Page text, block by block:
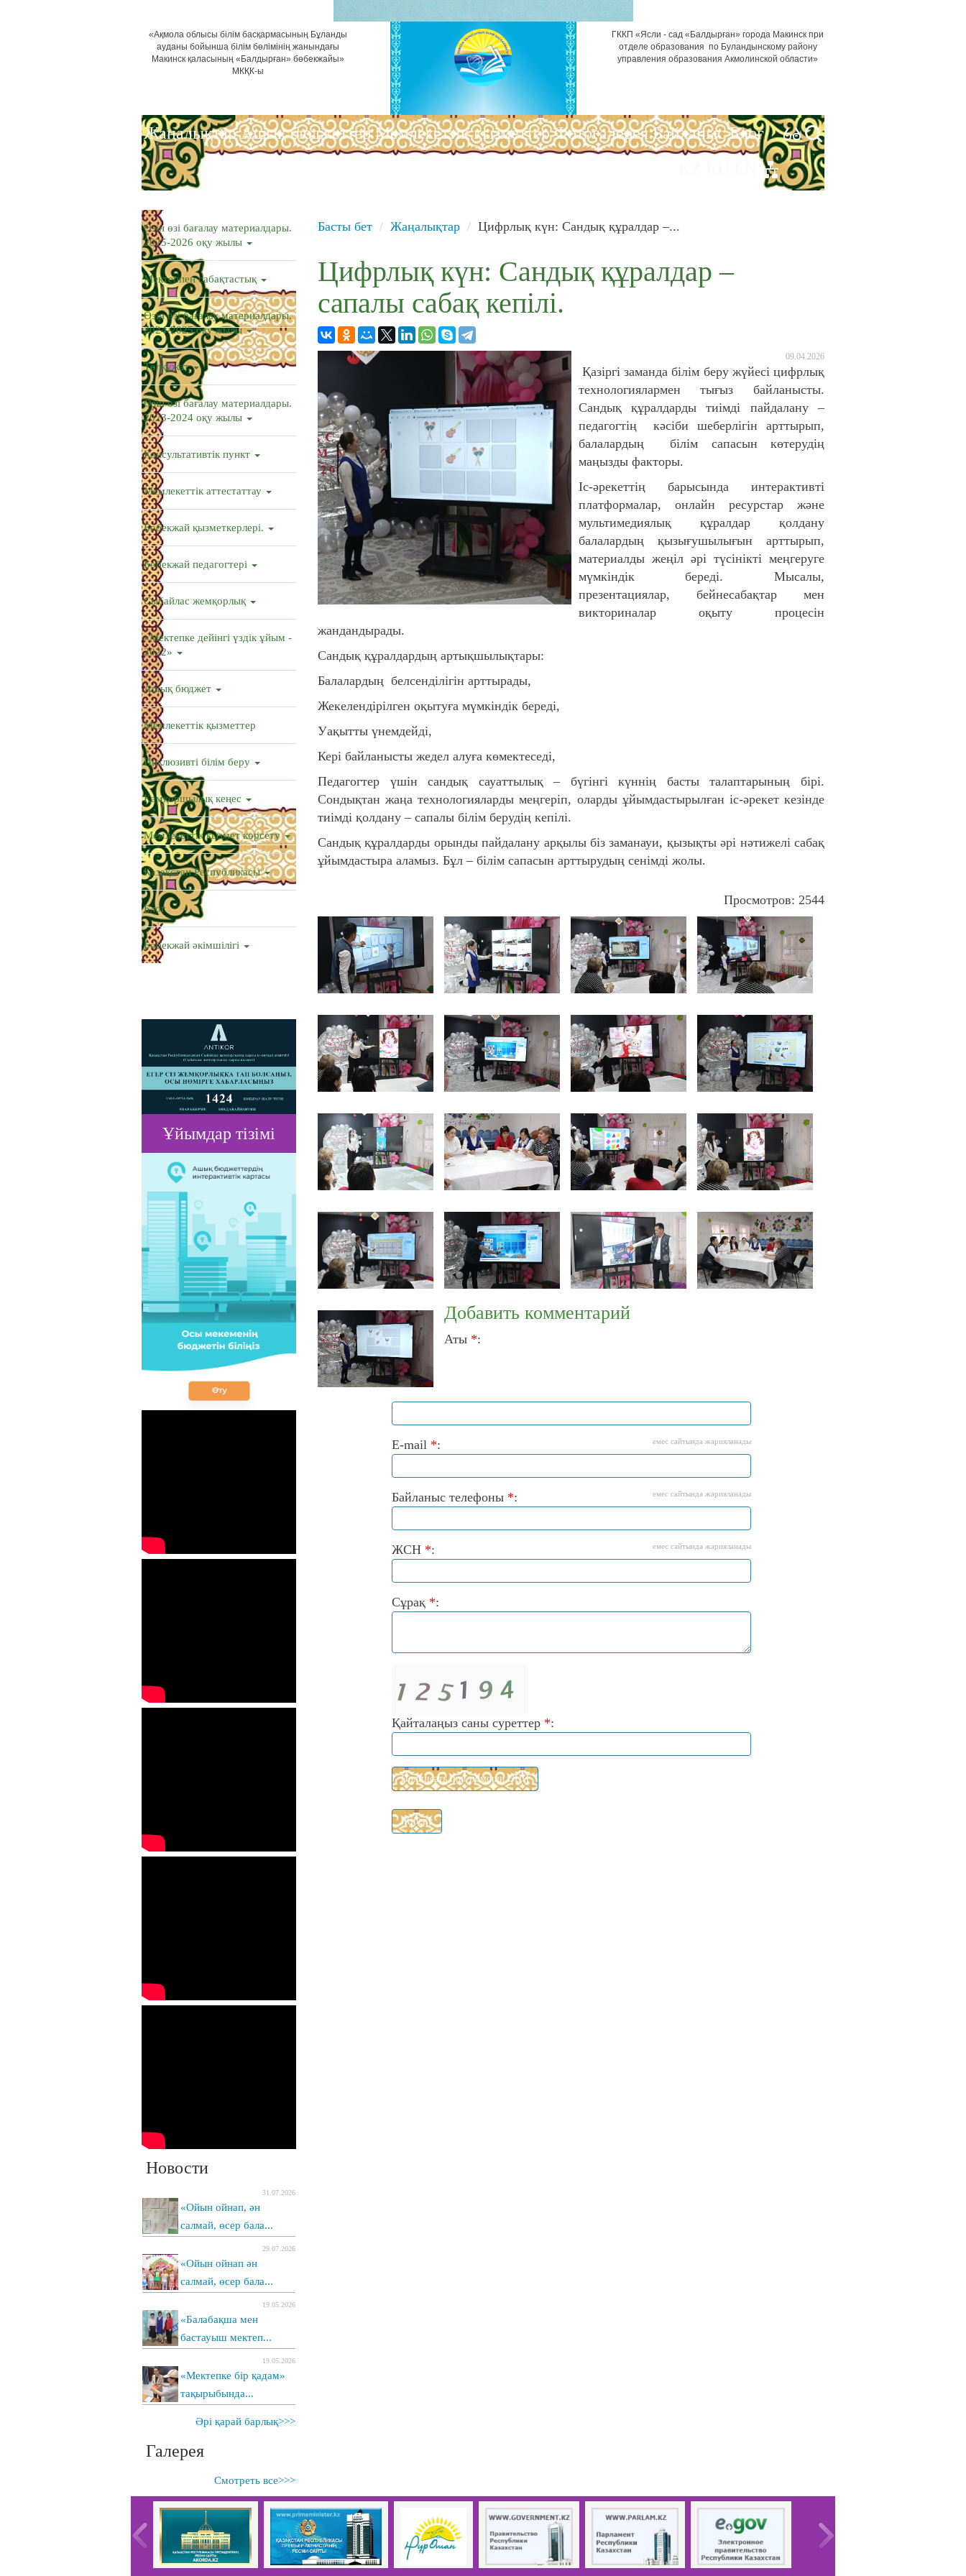
«Ақмола облысы білім басқармасының Бұланды
ауданы бойынша білім бөлімінің жанындағы
Макинск қаласының «Балдырған» бөбекжайы»
МКҚК-ы
ГККП «Ясли - сад «Балдырған» города Макинск при
отделе образования по Буландынскому району
управления образования Акмолинской области»
Жаңалықтар Ашық бюджеттер Мемлекеттік қызметтер Фотогалерея Байланыс Блог
Өзін өзі бағалау материалдары.
2025-2026 оқу жылы
Мектеппен сабақтастық
Өзін өзі бағалау материалдары.
2024-2025 оқу жылы
Төлқұжат
Өзін өзі бағалау материалдары.
2023-2024 оқу жылы
Консультативтік пункт
Мемлекеттік аттестаттау
Бөбекжай қызметкерлері.
Бөбекжай педагогтері
Сыбайлас жемқорлық
«Мектепке дейінгі үздік ұйым -
2022»
Ашық бюджет
Мемлекеттік қызметтер
Инклюзивті білім беру
Қамқоршылық кеңес
Мемлекеттік қызмет көрсету
Қазақстан Республикасы
Блог
Бөбекжай әкімшілігі
Ұйымдар тізімі
Новости
31.07.2026
«Ойын ойнап, ән
салмай, өсер бала...
29.07.2026
«Ойын ойнап ән
салмай, өсер бала...
19.05.2026
«Балабақша мен
бастауыш мектеп...
19.05.2026
«Мектепке бір қадам»
тақырыбында...
Әрі қарай барлық>>>
Галерея
Смотреть все>>>
Басты бет Жаңалықтар Цифрлық күн: Сандық құралдар –...
Цифрлық күн: Сандық құралдар –
сапалы сабақ кепілі.
09.04.2026
Қазіргі заманда білім беру жүйесі цифрлық
технологиялармен тығыз байланысты.
Сандық құралдарды тиімді пайдалану –
педагогтің кәсіби шеберлігін арттырып,
балалардың білім сапасын көтерудің
маңызды факторы.
Іс-әрекеттің барысында интерактивті
платформалар, онлайн ресурстар және
мультимедиялық құралдар қолдану
балалардың қызығушылығын арттырып,
материалды жеңіл әрі түсінікті меңгеруге
мүмкіндік береді. Мысалы,
презентациялар, бейнесабақтар мен
викториналар оқыту процесін
жандандырады.
Сандық құралдардың артықшылықтары:
Балалардың белсенділігін арттырады,
Жекелендірілген оқытуға мүмкіндік береді,
Уақытты үнемдейді,
Кері байланысты жедел алуға көмектеседі,
Педагогтер үшін сандық сауаттылық – бүгінгі күннің басты талаптарының бірі.
Сондықтан жаңа технологияларды меңгеріп, оларды ұйымдастырылған іс-әрекет кезінде
тиімді қолдану – сапалы білім берудің кепілі.
Сандық құралдарды орынды пайдалану арқылы біз заманауи, қызықты әрі нәтижелі сабақ
ұйымдастыра аламыз. Бұл – білім сапасын арттырудың сенімді жолы.
Просмотров: 2544
Добавить комментарий
Аты *:
E-mail *: емес сайтында жарияланады
Байланыс телефоны *: емес сайтында жарияланады
ЖСН *: емес сайтында жарияланады
Сұрақ *:
Қайталаңыз саны суреттер *: